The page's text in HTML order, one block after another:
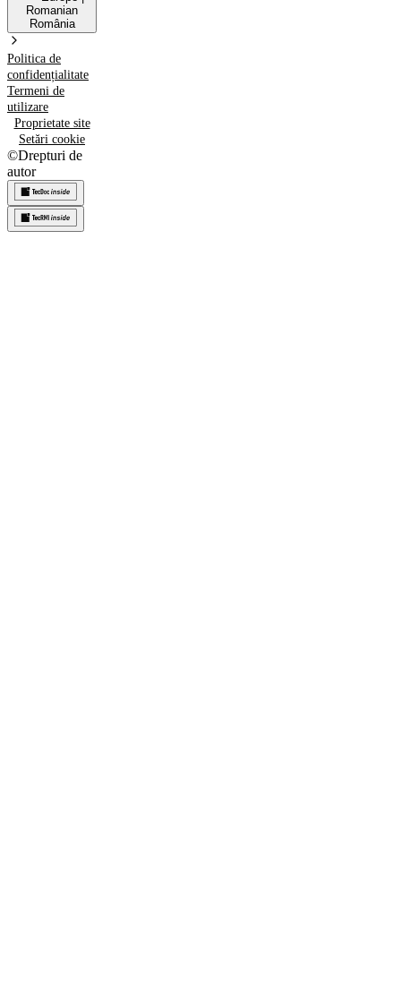
Romanian
România
Politica de
confidențialitate
Termeni de
utilizare
Proprietate site
Setări cookie
©Drepturi de
autor